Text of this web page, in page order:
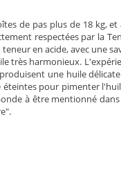
de pas plus de 18 kg,
respectées par la
en acide, avec une
très harmonieux.
une huile
pour pimenter
à être mentionné